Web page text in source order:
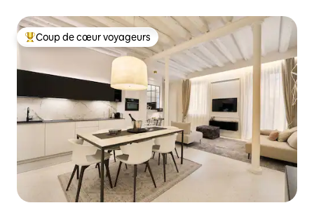
Coups de cœur voyageurs les plus appréciés
Coup de cœur voyageurs